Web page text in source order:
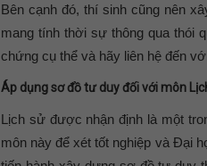
Bên cạnh đó, thí sinh cũng nên
mang tính thời sự thông qua thói
chứng cụ thể và hãy liên hệ đến
Áp dụng sơ đồ tư duy đối với môn
Lịch sử được nhận định là một
môn này để xét tốt nghiệp và Đại